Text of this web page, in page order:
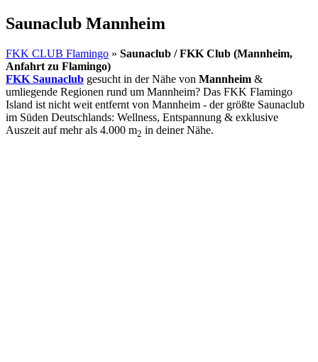
Saunaclub Mannheim
FKK CLUB Flamingo » Saunaclub / FKK Club (Mannheim,
Anfahrt zu Flamingo)
FKK Saunaclub gesucht in der Nähe von Mannheim &
umliegende Regionen rund um Mannheim? Das FKK Flamingo
Island ist nicht weit entfernt von Mannheim - der größte Saunaclub
im Süden Deutschlands: Wellness, Entspannung & exklusive
Auszeit auf mehr als 4.000 m2 in deiner Nähe.